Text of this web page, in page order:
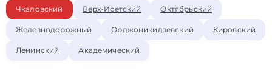
Чкаловский Верх-Исетский Октябрьский
Железнодорожный Орджоникидзевский Кировский
Ленинский Академический